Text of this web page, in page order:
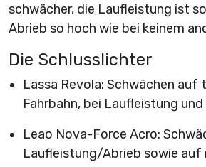
schwächer, die Laufleistung ist
Abrieb so hoch wie bei keinem
Die Schlusslichter
Lassa Revola: Schwächen auf
Fahrbahn, bei Laufleistung und
Leao Nova-Force Acro:
Laufleistung/Abrieb sowie auf